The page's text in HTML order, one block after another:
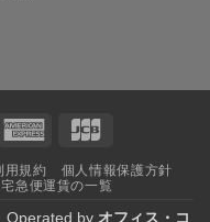
American
用規約
個人情報保護方針
宅急便運賃の一覧
by オフィス・コ